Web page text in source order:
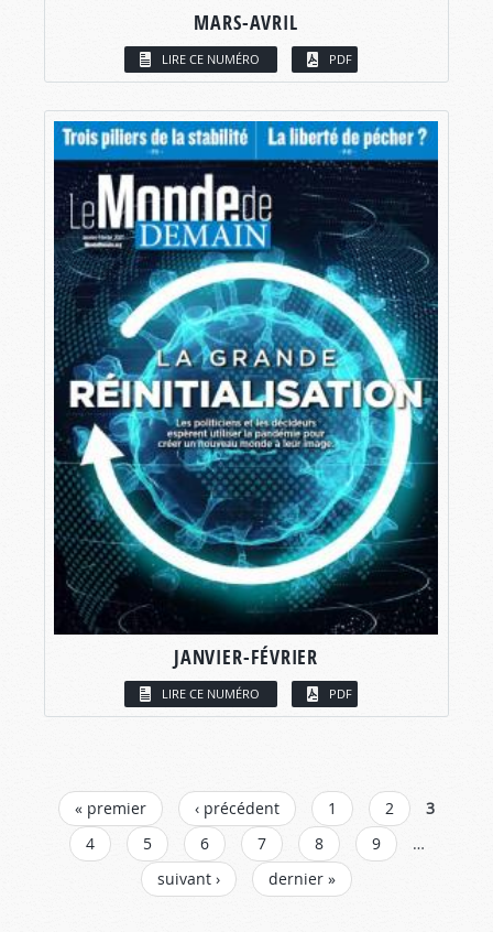
MARS-AVRIL
LIRE CE NUMÉRO PDF
JANVIER-FÉVRIER
LIRE CE NUMÉRO PDF
PAGES
« premier ‹ précédent 1 2
3
4
5 6 7 8 9
…
suivant ›
dernier »